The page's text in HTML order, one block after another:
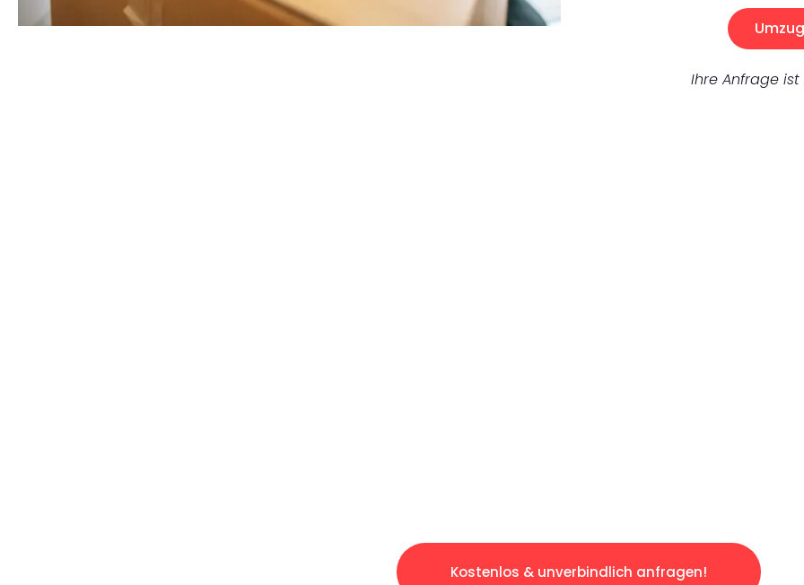
Ihre Anfrage ist
Kostenlos & unverbindlich anfragen!